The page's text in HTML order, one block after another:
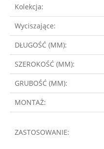
Kolekcja:
Wyciszające:
DŁUGOŚĆ (MM):
SZEROKOŚĆ (MM):
GRUBOŚĆ (MM):
MONTAŻ:
ZASTOSOWANIE: